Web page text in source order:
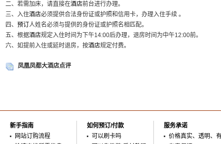
二、若需加床，请直接在酒店前台进行办理。
三、入住酒店必须提供合法身份证或护照和信用卡，办理入住手续 。
四、 预订 人姓名必须与提供的身份证或护照名相匹配。
五、根据酒店规定入住时间为下午14:00后办理，退房时间为中午12:00前。
六、如提前入住或延时退房，按酒店规定付费。
凤凰凤都大酒店点评
新手指南
网站订购流程
如何预订/付款
可以刷卡吗
服务承诺
价格真实、透明、